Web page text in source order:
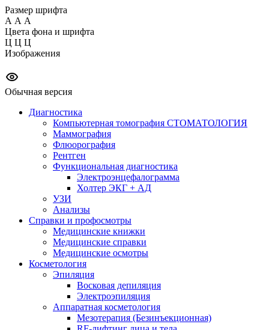
Размер шрифта
А А А
Цвета фона и шрифта
Ц Ц Ц
Изображения
Обычная версия
Диагностика
Компьютерная томография СТОМАТОЛОГИЯ
Маммография
Флюорография
Рентген
Функциональная диагностика
Электроэнцефалограмма
Холтер ЭКГ + АД
УЗИ
Анализы
Справки и профосмотры
Медицинские книжки
Медицинские справки
Медицинские осмотры
Косметология
Эпиляция
Восковая депиляция
Электроэпиляция
Аппаратная косметология
Мезотерапия (Безинъекционная)